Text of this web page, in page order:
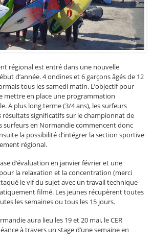
régional est entré dans une nouvelle
d’année. 4 ondines et 6 garçons âgés de 12
tous les samedi matin. L’objectif pour
mettre en place une programmation
A plus long terme (3/4 ans), les surfeurs
significatifs sur le championnat de
surfeurs en Normandie commencent donc
la possibilité d’intégrer la section sportive
régional.
d’évaluation en janvier février et une
la relaxation et la concentration (merci
le vif du sujet avec un travail technique
filmé. Les jeunes récupèrent toutes
les semaines ou tous les 15 jours.
aura lieu les 19 et 20 mai, le CER
à travers un stage d’une semaine en